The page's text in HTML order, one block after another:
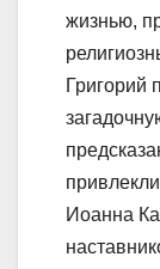
жизнью,
Григорий
Иоанна